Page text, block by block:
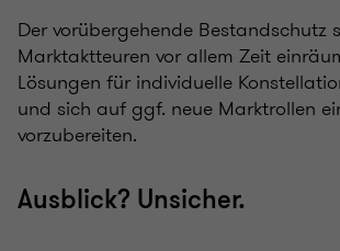
Der vorübergehende Bestandschutz
Marktaktteuren vor allem Zeit
Lösungen für individuelle
und sich auf ggf. neue Marktrollen
vorzubereiten.
Ausblick? Unsicher.